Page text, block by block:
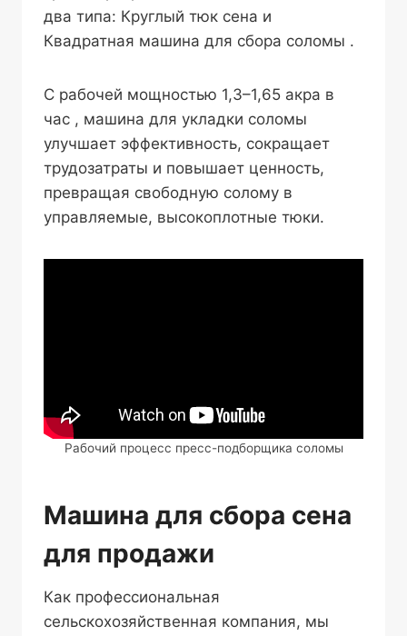
два типа: Круглый тюк сена и
Квадратная машина для сбора соломы .
С рабочей мощностью 1,3–1,65 акра в
час , машина для укладки соломы
улучшает эффективность, сокращает
трудозатраты и повышает ценность,
превращая свободную солому в
управляемые, высокоплотные тюки.
Рабочий процесс пресс-подборщика соломы
Машина для сбора сена
для продажи
Как профессиональная
сельскохозяйственная компания, мы